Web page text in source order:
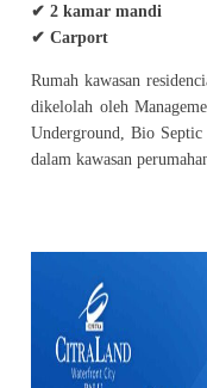
✔ 2 kamar mandi
✔ Carport
Rumah kawasan
dikelolah oleh
Underground, Bio
dalam kawasan